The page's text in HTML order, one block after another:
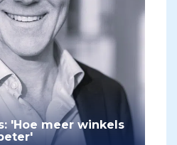
'Hoe meer winkels